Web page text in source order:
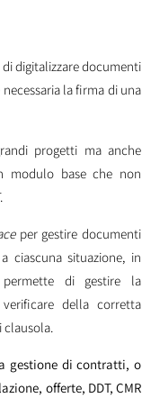
digitalizzare documenti
la firma di una
progetti ma anche
modulo base che non
per gestire documenti
situazione, in
permette di gestire la
della corretta
clausola.
gestione di contratti, o
offerte, DDT, CMR